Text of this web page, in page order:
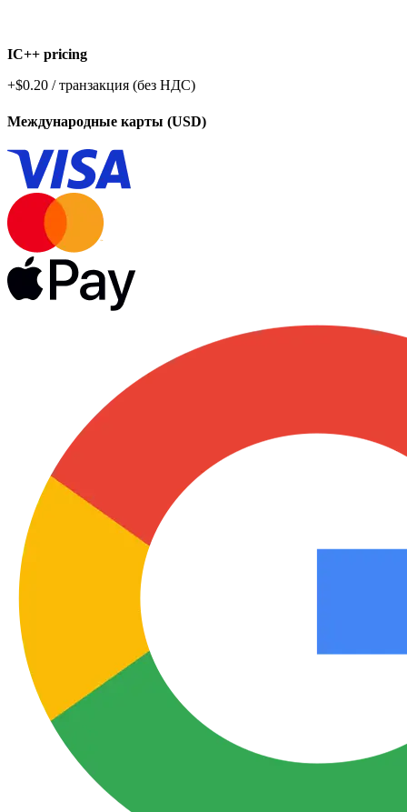
IC++ pricing
+$0.20 / транзакция (без НДС)
Международные карты (USD)